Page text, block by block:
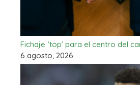
Fichaje ‘top’ para el centro del
6 agosto, 2026